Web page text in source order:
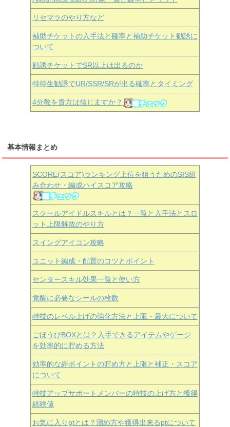
リセマラのやり方など
補助チケットの入手法と確率と補助チケット勧誘に
ついて
勧誘チケットでSR以上は出るのか
特待生勧誘でUR/SSR/SRが出る確率とタイミング
4分教を貴方は信じますか？
基本情報まとめ
SCORE(スコア)ランキング上位を狙うためのSIS組
み合わせ・編成ハイスコア攻略
スクールアイドルスキルとは？一覧と入手法とスロ
ット上限解放のやり方
スイングアイコン攻略
ユニット編成・配置のコツとポイント
センタースキル効果一覧と使い方
覚醒に必要なシールの枚数
特技のレベル上げの強化方法と上限・最大について
ごほうびBOXとは？入手できるアイテムやゲージ
を効率的に貯める方法
効率的な絆ポイントの貯め方と上限と補正・スコア
について
特技アップサポートメンバーの特技の上げ方と獲得
経験値
お気に入りptとは？溜め方や獲得出来るptについて